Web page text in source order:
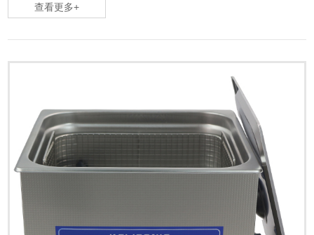
合，使超声波清洗成为一种高效且环保的方法
查看更多+